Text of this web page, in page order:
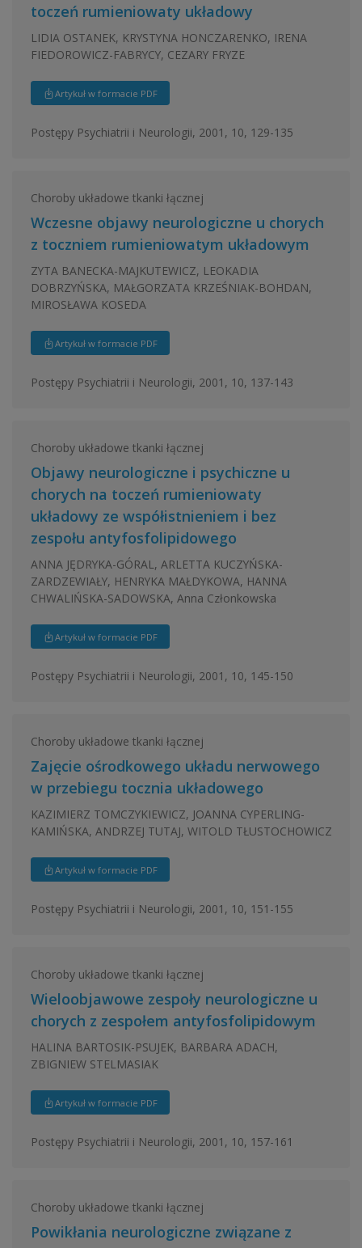
toczeń rumieniowaty układowy
LIDIA OSTANEK, KRYSTYNA HONCZARENKO, IRENA
FIEDOROWICZ-FABRYCY, CEZARY FRYZE
Artykuł w formacie PDF
Postępy Psychiatrii i Neurologii, 2001, 10, 129-135
Choroby układowe tkanki łącznej
Wczesne objawy neurologiczne u chorych
z toczniem rumieniowatym układowym
ZYTA BANECKA-MAJKUTEWICZ, LEOKADIA
DOBRZYŃSKA, MAŁGORZATA KRZEŚNIAK-BOHDAN,
MIROSŁAWA KOSEDA
Artykuł w formacie PDF
Postępy Psychiatrii i Neurologii, 2001, 10, 137-143
Choroby układowe tkanki łącznej
Objawy neurologiczne i psychiczne u
chorych na toczeń rumieniowaty
układowy ze współistnieniem i bez
zespołu antyfosfolipidowego
ANNA JĘDRYKA-GÓRAL, ARLETTA KUCZYŃSKA-
ZARDZEWIAŁY, HENRYKA MAŁDYKOWA, HANNA
CHWALIŃSKA-SADOWSKA, Anna Członkowska
Artykuł w formacie PDF
Postępy Psychiatrii i Neurologii, 2001, 10, 145-150
Choroby układowe tkanki łącznej
Zajęcie ośrodkowego układu nerwowego
w przebiegu tocznia układowego
KAZIMIERZ TOMCZYKIEWICZ, JOANNA CYPERLING-
KAMIŃSKA, ANDRZEJ TUTAJ, WITOLD TŁUSTOCHOWICZ
Artykuł w formacie PDF
Postępy Psychiatrii i Neurologii, 2001, 10, 151-155
Choroby układowe tkanki łącznej
Wieloobjawowe zespoły neurologiczne u
chorych z zespołem antyfosfolipidowym
HALINA BARTOSIK-PSUJEK, BARBARA ADACH,
ZBIGNIEW STELMASIAK
Artykuł w formacie PDF
Postępy Psychiatrii i Neurologii, 2001, 10, 157-161
Choroby układowe tkanki łącznej
Powikłania neurologiczne związane z